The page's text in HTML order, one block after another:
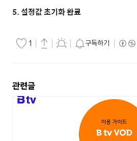
5. 설정값 초기화 완료
1 구독하기
관련글